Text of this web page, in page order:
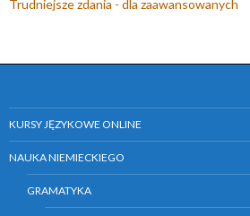
Trudniejsze zdania - dla zaawansowanych
KURSY JĘZYKOWE ONLINE
NAUKA NIEMIECKIEGO
GRAMATYKA